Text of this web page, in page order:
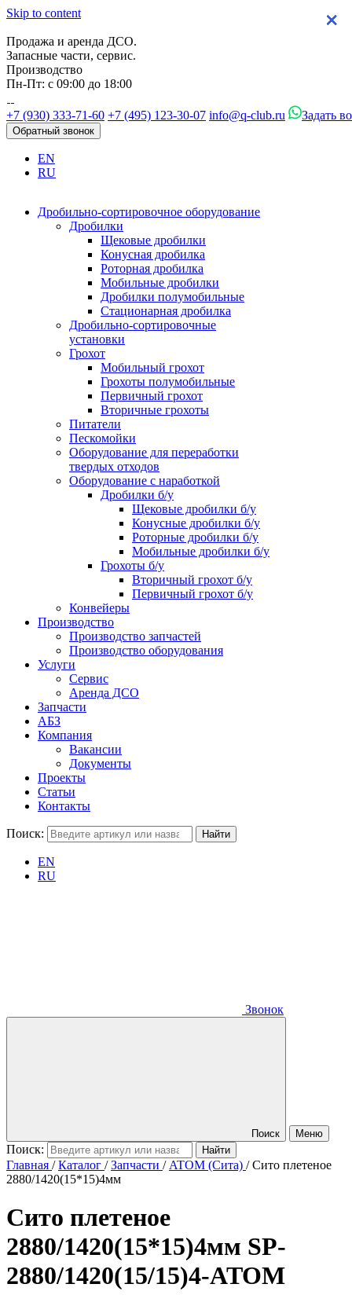
Skip to content
Продажа и аренда ДСО.
Запасные части, сервис.
Производство
Пн-Пт: с 09:00 до 18:00
+7 (930) 333-71-60 +7 (495) 123-30-07 info@q-club.ru Задать
Обратный звонок
EN
RU
Дробильно-сортировочное оборудование
Дробилки
Щековые дробилки
Конусная дробилка
Роторная дробилка
Мобильные дробилки
Дробилки полумобильные
Стационарная дробилка
Дробильно-сортировочные
установки
Грохот
Мобильный грохот
Грохоты полумобильные
Первичный грохот
Вторичные грохоты
Питатели
Пескомойки
Оборудование для переработки
твердых отходов
Оборудование с наработкой
Дробилки б/у
Щековые дробилки б/у
Конусные дробилки б/у
Роторные дробилки б/у
Мобильные дробилки б/у
Грохоты б/у
Вторичный грохот б/у
Первичный грохот б/у
Конвейеры
Производство
Производство запчастей
Производство оборудования
Услуги
Сервис
Аренда ДСО
Запчасти
АБЗ
Компания
Вакансии
Документы
Проекты
Статьи
Контакты
Поиск:
EN
RU
Звонок
Поиск Меню
Поиск:
Главная /Каталог /Запчасти / ATOM (Сита) /Сито плетеное
2880/1420(15*15)4мм
Сито плетеное
2880/1420(15*15)4мм SP-
2880/1420(15/15)4-ATOM
×
×
×
×